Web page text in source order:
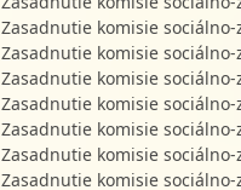
Zasadnutie komisie
Zasadnutie komisie
Zasadnutie komisie
Zasadnutie komisie
Zasadnutie komisie
Zasadnutie komisie
Zasadnutie komisie